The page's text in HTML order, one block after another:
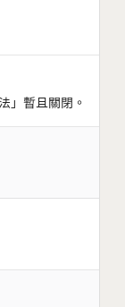
」暫且關閉。